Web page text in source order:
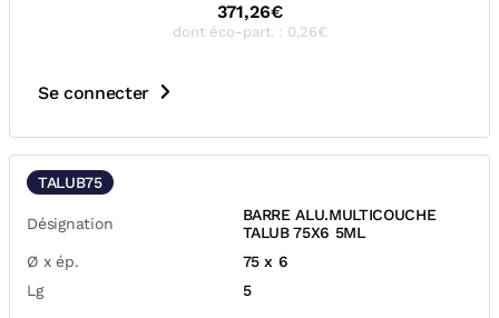
371,26€
dont éco-part. : 0,26€
Se connecter
TALUB75
Désignation
BARRE ALU.MULTICOUCHE
TALUB 75X6 5ML
Ø x ép.
75 x 6
Lg
5